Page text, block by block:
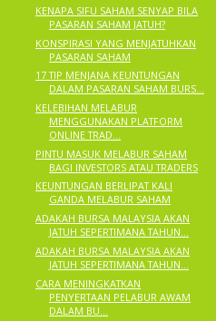
KENAPA SIFU SAHAM SENYAP BILA
PASARAN SAHAM JATUH?
KONSPIRASI YANG MENJATUHKAN
PASARAN SAHAM
17 TIP MENJANA KEUNTUNGAN
DALAM PASARAN SAHAM BURS...
KELEBIHAN MELABUR
MENGGUNAKAN PLATFORM
ONLINE TRAD...
PINTU MASUK MELABUR SAHAM
BAGI INVESTORS ATAU TRADERS
KEUNTUNGAN BERLIPAT KALI
GANDA MELABUR SAHAM
ADAKAH BURSA MALAYSIA AKAN
JATUH SEPERTIMANA TAHUN...
ADAKAH BURSA MALAYSIA AKAN
JATUH SEPERTIMANA TAHUN...
CARA MENINGKATKAN
PENYERTAAN PELABUR AWAM
DALAM BU...